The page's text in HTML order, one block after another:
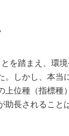
を踏まえ、環
。しかし、本当
位種（指標種
助長されること